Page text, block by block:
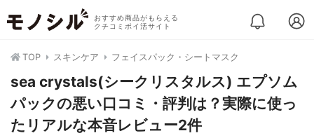
おすすめ商品がもらえる
クチコミポイ活サイト
TOP スキンケア フェイスパック・シートマスク
sea crystals(シークリスタルス) エプソム
パックの悪い口コミ・評判は？実際に使っ
たリアルな本音レビュー2件